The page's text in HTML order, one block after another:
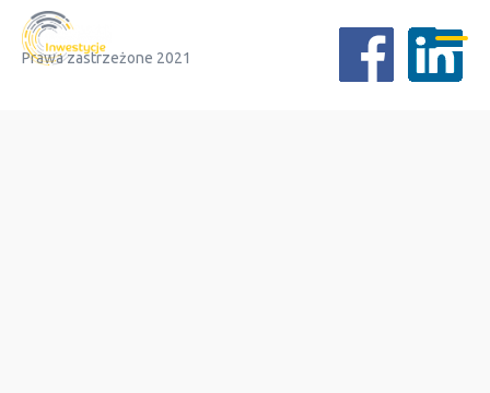
Prawa zastrzeżone 2021